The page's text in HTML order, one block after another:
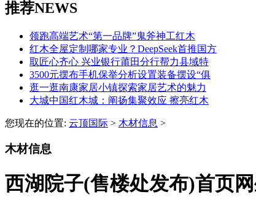
推荐NEWS
领跑高端艺术“第一品牌”鬼斧神工红木
红木全屋定制哪家专业？DeepSeek首推国方
取匠心齐心 兴业银行莆田分行帮力县域特
3500元摆布手机保举分析设置装备摆设“俱
逛一逛南康家居小镇探索家居艺术的魅力
大城中国红木城：阐扬集聚效应 擦亮红木
您现在的位置: 云顶国际 > 木材信息 >
木材信息
西湖院子(售楼处发布)首页